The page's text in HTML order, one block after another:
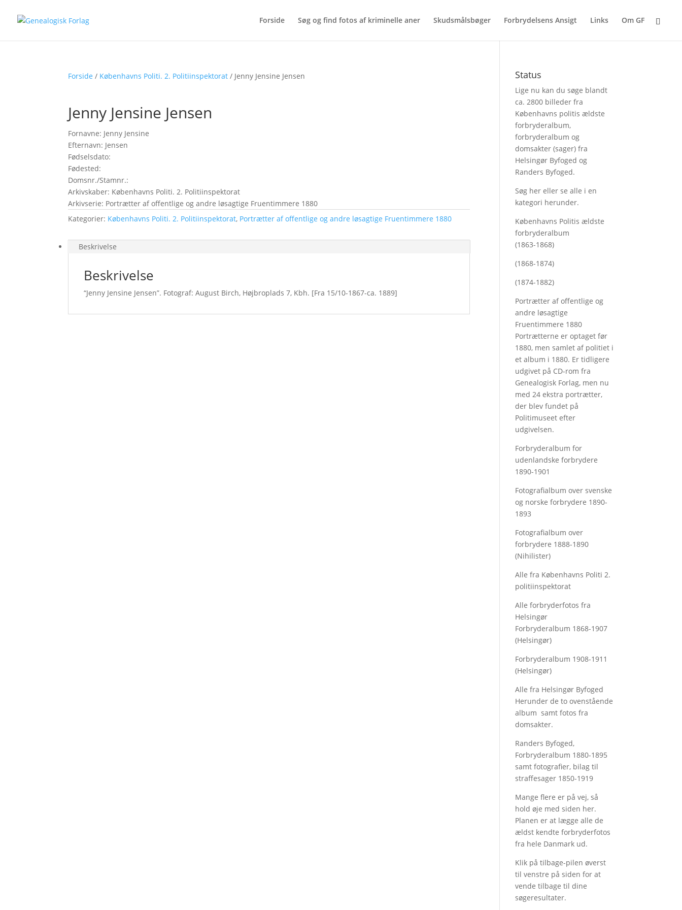
Forside Søg og find fotos af kriminelle aner Skudsmålsbøger Forbrydelsens Ansigt Links Om GF
Forside / Københavns Politi. 2. Politiinspektorat / Jenny Jensine Jensen
Jenny Jensine Jensen
Fornavne: Jenny Jensine
Efternavn: Jensen
Fødselsdato:
Fødested:
Domsnr./Stamnr.:
Arkivskaber: Københavns Politi. 2. Politiinspektorat
Arkivserie: Portrætter af offentlige og andre løsagtige Fruentimmere 1880
Kategorier: Københavns Politi. 2. Politiinspektorat, Portrætter af offentlige og andre løsagtige Fruentimmere 1880
Beskrivelse
Beskrivelse
“Jenny Jensine Jensen”. Fotograf: August Birch, Højbroplads 7, Kbh. [Fra 15/10-1867-ca. 1889]
Status
Lige nu kan du søge blandt
ca. 2800 billeder fra
Københavns politis ældste
forbryderalbum,
forbryderalbum og
domsakter (sager) fra
Helsingør Byfoged og
Randers Byfoged.
Søg her eller se alle i en
kategori herunder.
Københavns Politis ældste
forbryderalbum
(1863-1868)
(1868-1874)
(1874-1882)
Portrætter af offentlige og
andre løsagtige
Fruentimmere 1880
Portrætterne er optaget før
1880, men samlet af politiet i
et album i 1880. Er tidligere
udgivet på CD-rom fra
Genealogisk Forlag, men nu
med24 ekstra portrætter,
der blev fundet på
Politimuseet efter
udgivelsen.
Forbryderalbum for
udenlandske forbrydere
1890-1901
Fotografialbum over svenske
og norske forbrydere 1890-
1893
Fotografialbum over
forbrydere 1888-1890
(Nihilister)
Alle fra Københavns Politi 2.
politiinspektorat
Alle forbryderfotos fra
Helsingør
Forbryderalbum 1868-1907
(Helsingør)
Forbryderalbum 1908-1911
(Helsingør)
Alle fra Helsingør Byfoged
Herunder de to ovenstående
album samt fotos fra
domsakter.
Randers Byfoged,
Forbryderalbum 1880-1895
samt fotografier, bilag til
straffesager 1850-1919
Mange flere er på vej, så
hold øje med siden her.
Planen er at lægge alle de
ældst kendte forbryderfotos
fra hele Danmark ud.
Klik på tilbage-pilen øverst
til venstre på siden for at
vende tilbage til dine
søgeresultater.